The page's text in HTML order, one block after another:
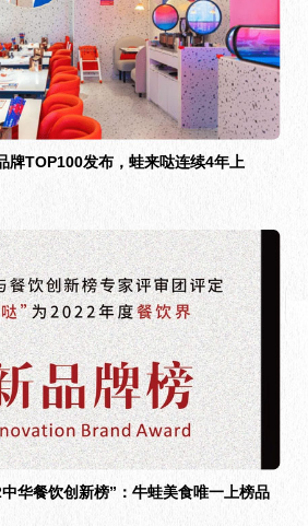
牌TOP100发布，蛙来哒连续4年上
华餐饮创新榜”：牛蛙美食唯一上榜品